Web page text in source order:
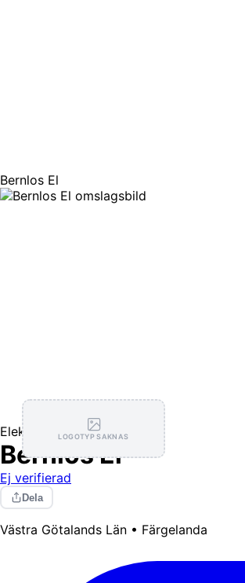
Bernlos El
LOGOTYP SAKNAS
Elektriker
Bernlos El
Ej verifierad
Dela
Västra Götalands Län • Färgelanda